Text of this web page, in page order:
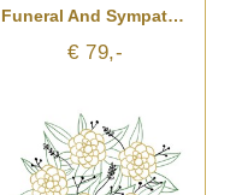
Funeral And Sympathy Bouquet With Ribbon
€ 79,-